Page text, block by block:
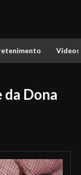
Vídeos
da Dona